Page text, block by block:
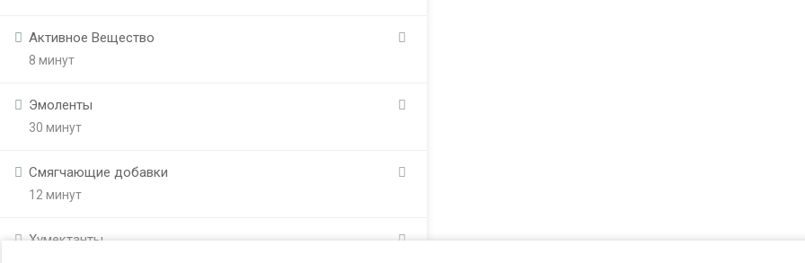
Активное Вещество
8 минут
Эмоленты
30 минут
Смягчающие добавки
12 минут
Хумектанты